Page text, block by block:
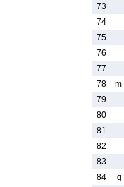
73
74
75
76
77
78
m
79
80
81
82
83
84
g